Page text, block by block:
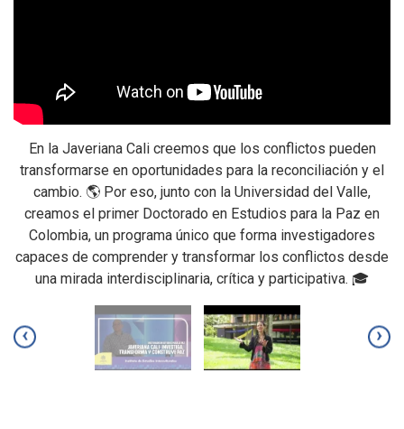
En la Javeriana Cali creemos que los conflictos pueden
transformarse en oportunidades para la reconciliación y el
cambio. 🌎 Por eso, junto con la Universidad del Valle,
creamos el primer Doctorado en Estudios para la Paz en
Colombia, un programa único que forma investigadores
capaces de comprender y transformar los conflictos desde
una mirada interdisciplinaria, crítica y participativa. 🎓
‹ ›